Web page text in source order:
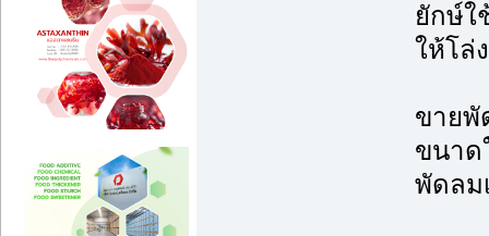
ยักษ์ใ
ให้โล่
ขายพั
ขนา
พัดลม